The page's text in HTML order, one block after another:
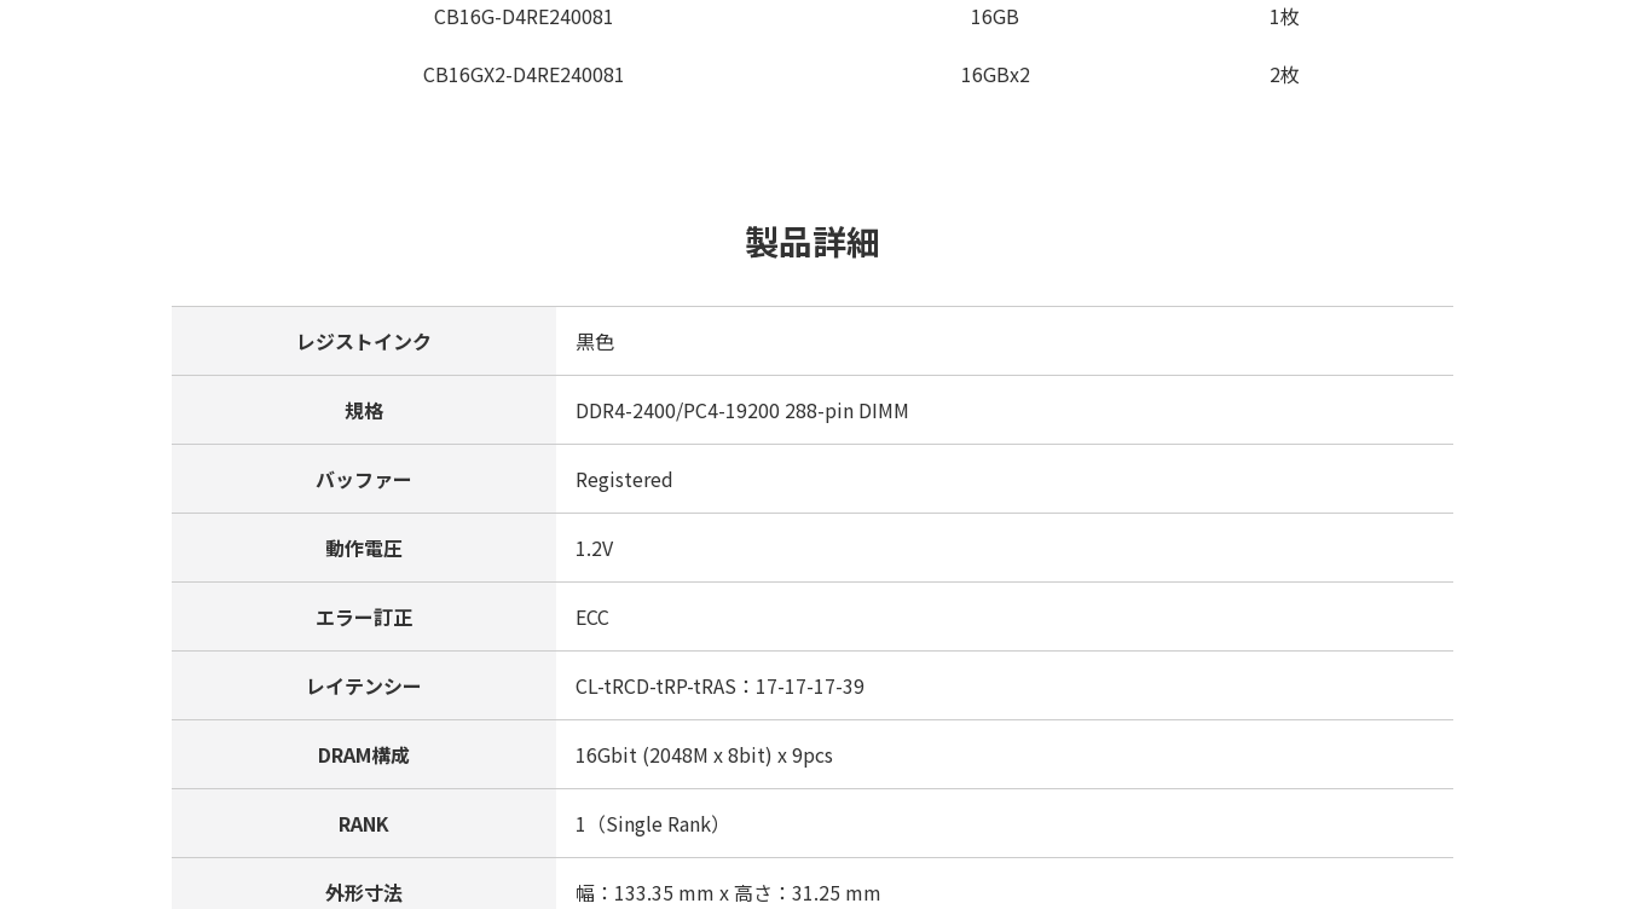
CB16G-D4RE240081 16GB
1枚
CB16GX2-D4RE240081
16GBx2 2枚
製品詳細
レジストインク 黒色
規格 DDR4-2400/PC4-19200 288-pin DIMM
バッファー Registered
動作電圧 1.2V
エラー訂正 ECC
レイテンシー CL-tRCD-tRP-tRAS：17-17-17-39
DRAM構成 16Gbit (2048M x 8bit) x 9pcs
RANK 1（Single Rank）
外形寸法 幅：133.35 mm x 高さ：31.25 mm